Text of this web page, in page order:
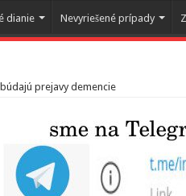
dianie Nevyriešené prípady
prejavy demencie